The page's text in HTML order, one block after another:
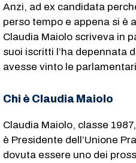
Anzi, ad ex candidata
perso tempo e appena si è
Claudia Maiolo scriveva in
suoi iscritti l’ha depennata
avesse vinto le
Chi è Claudia Maiolo
Claudia Maiolo, classe
è Presidente dell’Unione
dovuta essere uno dei